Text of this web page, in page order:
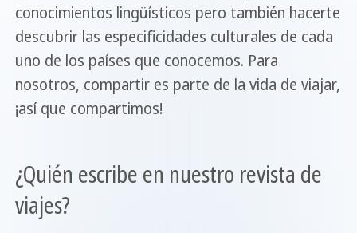
conocimientos lingüísticos pero también hacerte
descubrir las especificidades culturales de cada
uno de los países que conocemos. Para
nosotros, compartir es parte de la vida de viajar,
¡así que compartimos!
¿Quién escribe en nuestro revista de
viajes?